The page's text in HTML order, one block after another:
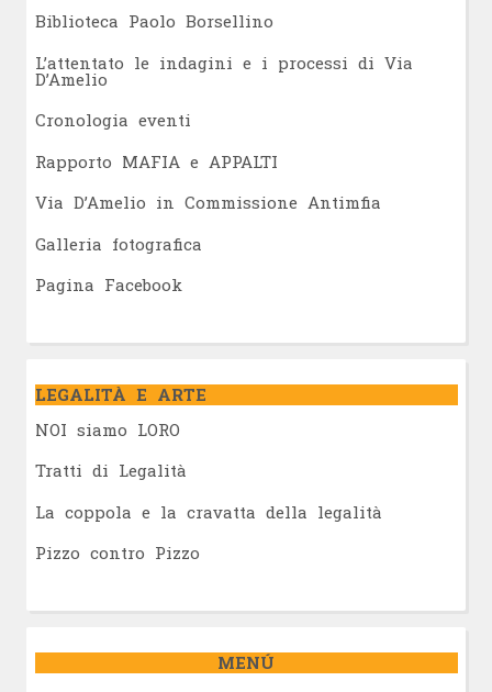
Biblioteca Paolo Borsellino
L’attentato le indagini e i processi di Via
D’Amelio
Cronologia eventi
Rapporto MAFIA e APPALTI
Via D’Amelio in Commissione Antimfia
Galleria fotografica
Pagina Facebook
LEGALITÀ E ARTE
NOI siamo LORO
Tratti di Legalità
La coppola e la cravatta della legalità
Pizzo contro Pizzo
MENÚ